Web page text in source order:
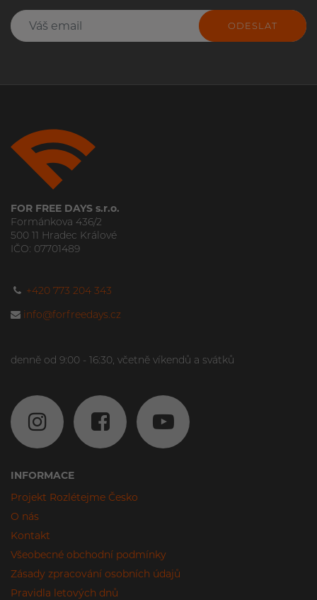
ODESLAT
FOR FREE DAYS s.r.o.
Formánkova 436/2
500 11 Hradec Králové
IČO: 07701489
+420 773 204 343
info@forfreedays.cz
denně od 9:00 - 16:30, včetně víkendů a svátků
INFORMACE
Projekt Rozlétejme Česko
O nás
Kontakt
Všeobecné obchodní podmínky
Zásady zpracování osobních údajů
Pravidla letových dnů